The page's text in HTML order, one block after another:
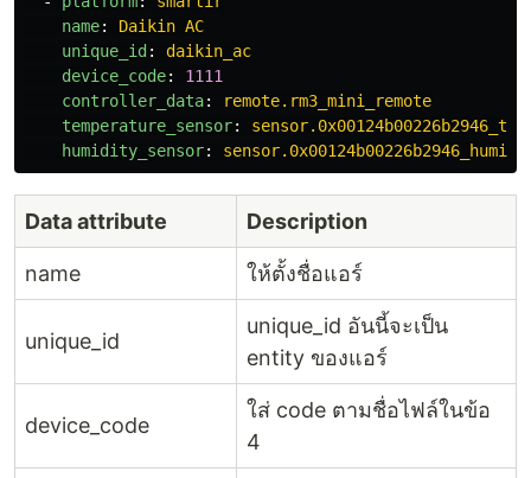
name:
Daikin AC
unique_id :
daikin_ac
device_code:
1111
controller_data:
remote.rm3_mini_remote
temperature_sensor:
humidity_sensor:
Data attribute Description
name ให้ตั้งชื่อแอร์
unique_id
unique_id อันนี้จะเป็น
entity ของแอร์
device_code
ใส่ code ตามชื่อไฟล์ในข้อ
4